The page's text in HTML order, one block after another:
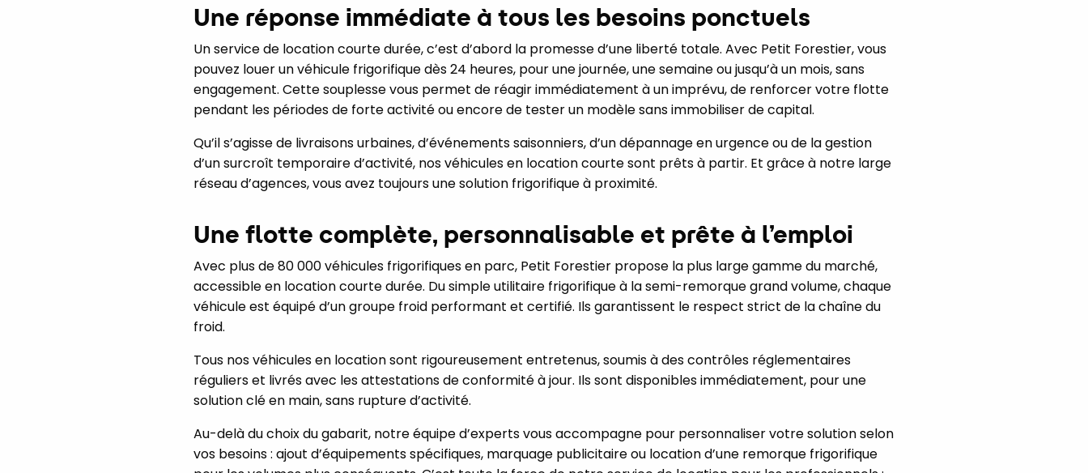
Une réponse immédiate à tous les besoins ponctuels
Un service de location courte durée, c’est d’abord la promesse d’une liberté totale. Avec Petit Forestier, vous
pouvez louer un véhicule frigorifique dès 24 heures, pour une journée, une semaine ou jusqu’à un mois, sans
engagement. Cette souplesse vous permet de réagir immédiatement à un imprévu, de renforcer votre flotte
pendant les périodes de forte activité ou encore de tester un modèle sans immobiliser de capital.
Qu’il s’agisse de livraisons urbaines, d’événements saisonniers, d’un dépannage en urgence ou de la gestion
d’un surcroît temporaire d’activité, nos véhicules en location courte sont prêts à partir. Et grâce à notre large
réseau d’agences, vous avez toujours une solution frigorifique à proximité.
Une flotte complète, personnalisable et prête à l’emploi
Avec plus de 80 000 véhicules frigorifiques en parc, Petit Forestier propose la plus large gamme du marché,
accessible en location courte durée. Du simple utilitaire frigorifique à la semi-remorque grand volume, chaque
véhicule est équipé d’un groupe froid performant et certifié. Ils garantissent le respect strict de la chaîne du
froid.
Tous nos véhicules en location sont rigoureusement entretenus, soumis à des contrôles réglementaires
réguliers et livrés avec les attestations de conformité à jour. Ils sont disponibles immédiatement, pour une
solution clé en main, sans rupture d’activité.
Au-delà du choix du gabarit, notre équipe d’experts vous accompagne pour personnaliser votre solution selon
vos besoins : ajout d’équipements spécifiques, marquage publicitaire ou location d’une remorque frigorifique